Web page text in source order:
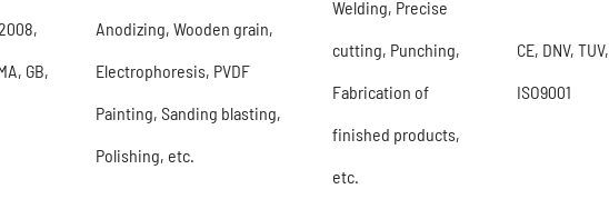
GB,
Anodizing, Wooden grain,
Electrophoresis, PVDF
Painting, Sanding blasting,
Polishing, etc.
Welding, Precise
cutting, Punching,
Fabrication of
finished products,
etc.
CE, DNV, TUV,
ISO9001